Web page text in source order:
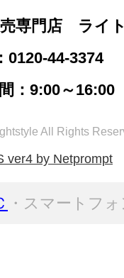
売専門店 ライ
0120-44-3374
：9:00～16:00
All Rights
ver4 by Netprompt
・スマートフ